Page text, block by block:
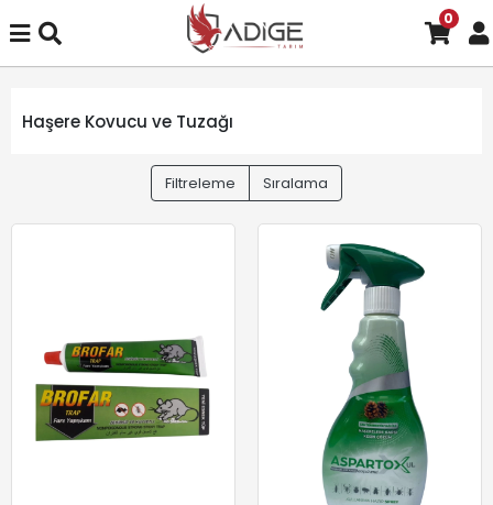
0
Haşere Kovucu ve Tuzağı
Filtreleme Sıralama